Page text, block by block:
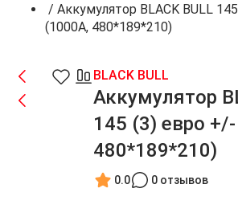
/ Аккумулятор BLACK BULL
(1000A, 480*189*210)
BLACK BULL
Аккумулятор
145 (3) евро
480*189*210)
0.0 0 отзывов